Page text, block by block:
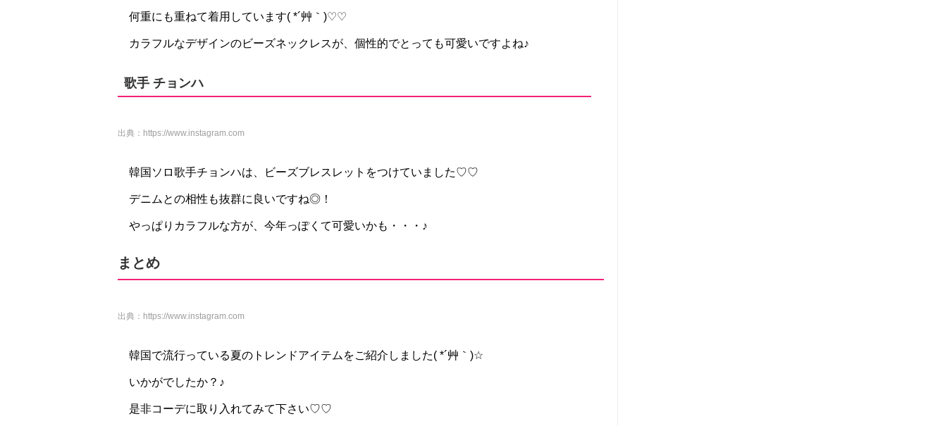
何重にも重ねて着用しています( *´艸｀)♡♡
カラフルなデザインのビーズネックレスが、個性的でとっても可愛いですよね♪
歌手 チョンハ
出典： https://www.instagram.com
韓国ソロ歌手チョンハは、ビーズブレスレットをつけていました♡♡
デニムとの相性も抜群に良いですね◎！
やっぱりカラフルな方が、今年っぽくて可愛いかも・・・♪
まとめ
出典： https://www.instagram.com
韓国で流行っている夏のトレンドアイテムをご紹介しました( *´艸｀)☆
いかがでしたか？♪
是非コーデに取り入れてみて下さい♡♡